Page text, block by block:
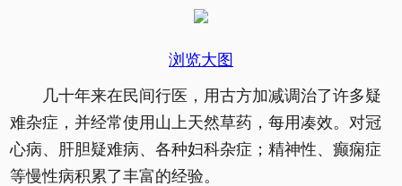
浏览大图
几十年来在民间行医，用古方加减调治了许多疑
难杂症，并经常使用山上天然草药，每用凑效。对冠
心病、肝胆疑难病、各种妇科杂症；精神性、癫痫症
等慢性病积累了丰富的经验。